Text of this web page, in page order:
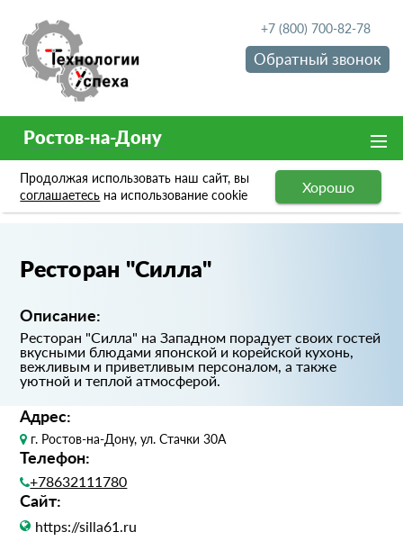
+7 (800) 700-82-78
Обратный звонок
Ростов-на-Дону
Продолжая использовать наш сайт, вы
соглашаетесь на использование cookie Хорошо
Портфолио Ресторан "Силла"
Ресторан "Силла"
Описание:
Ресторан "Силла" на Западном порадует своих гостей
вкусными блюдами японской и корейской кухонь,
вежливым и приветливым персоналом, а также
уютной и теплой атмосферой.
Адрес:
г. Ростов-на-Дону, ул. Стачки 30A
Телефон:
+78632111780
Сайт:
https://silla61.ru